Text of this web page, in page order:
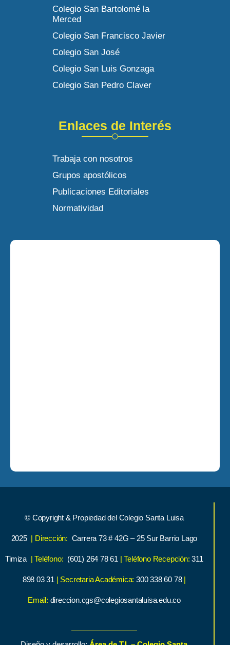
Colegio San Bartolomé la
Merced
Colegio San Francisco Javier
Colegio San José
Colegio San Luis Gonzaga
Colegio San Pedro Claver
Enlaces de Interés
Trabaja con nosotros
Grupos apostólicos
Publicaciones Editoriales
Normatividad
© Copyright & Propiedad del Colegio Santa Luisa
2025 | Dirección: Carrera 73 # 42G – 25 Sur Barrio Lago
Timiza | Teléfono: (601) 264 78 61 | Teléfono Recepción: 311
898 03 31 | Secretaria Académica:300 338 60 78 |
Email: direccion.cgs@colegiosantaluisa.edu.co